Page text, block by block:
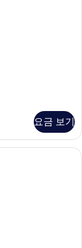
요금 보기
바다 전망 | 고급 침구